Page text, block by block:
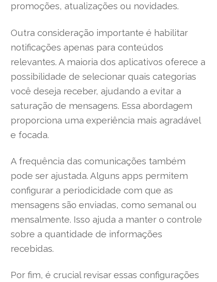
promoções, atualizações ou novidades.
Outra consideração importante é habilitar
notificações apenas para conteúdos
relevantes. A maioria dos aplicativos oferece a
possibilidade de selecionar quais categorias
você deseja receber, ajudando a evitar a
saturação de mensagens. Essa abordagem
proporciona uma experiência mais agradável
e focada.
A frequência das comunicações também
pode ser ajustada. Alguns apps permitem
configurar a periodicidade com que as
mensagens são enviadas, como semanal ou
mensalmente. Isso ajuda a manter o controle
sobre a quantidade de informações
recebidas.
Por fim, é crucial revisar essas configurações